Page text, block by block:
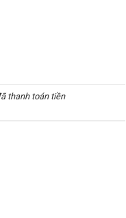
thanh toán tiền